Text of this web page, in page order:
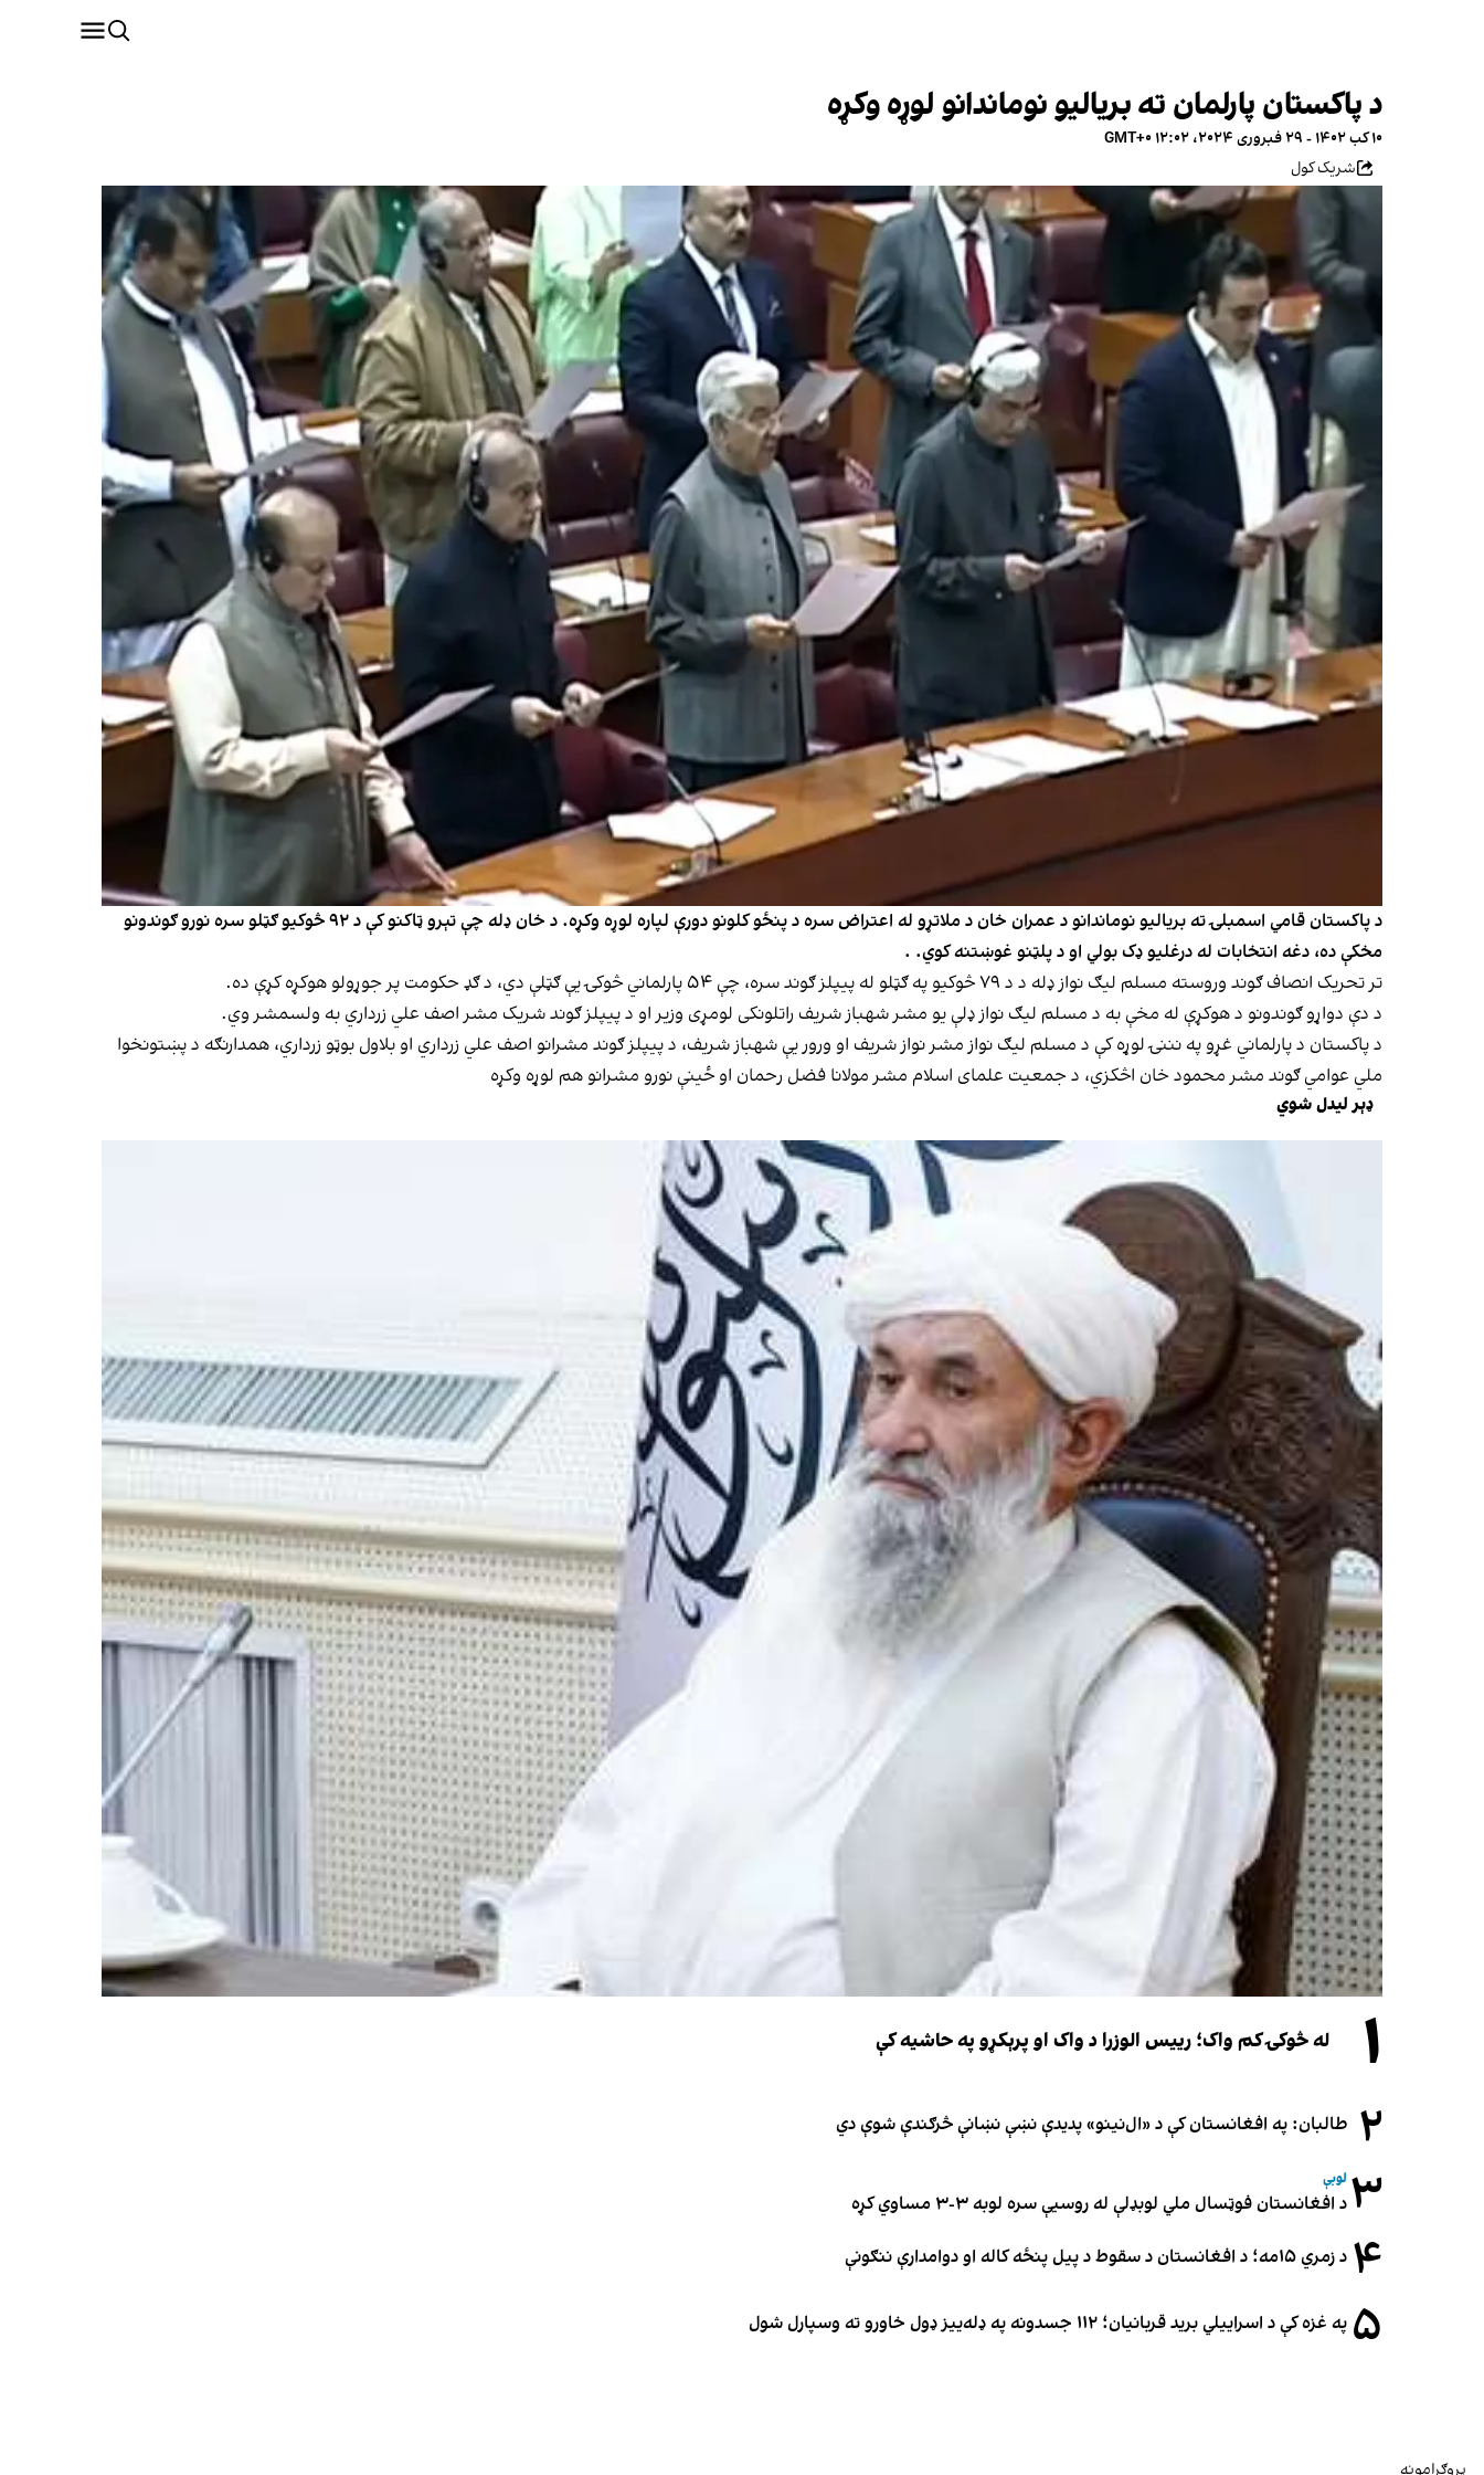
د پاکستان پارلمان ته بریالیو نوماندانو لوړه وکړه
۱۰ کب ۱۴۰۲ - ۲۹ فبروری ۲۰۲۴، ۱۲:۰۲ GMT+۰
شریک کول
د پاکستان قامي اسمبلۍ ته بریالیو نوماندانو د عمران خان د ملاتړو له اعتراض سره د پنځو کلونو دورې لپاره لوړه وکړه. د خان ډله چې تېرو ټاکنو کې د ۹۲ څوکیو ګټلو سره نورو ګوندونو
مخکې ده، دغه انتخابات له درغلیو ډک بولي او د پلټنو غوښتنه کوي. .
تر تحریک انصاف ګوند وروسته مسلم لیګ نواز ډله د د ۷۹ څوکیو په ګټلو له پیپلز ګوند سره، چې ۵۴ پارلماني څوکۍ یې ګټلې دي، د ګډ حکومت پر جوړولو هوکړه کړې ده.
د دې دواړو ګوندونو د هوکړې له مخې به د مسلم لیګ نواز ډلې یو مشر شهباز شریف راتلونکی لومړی وزیر او د پیپلز ګوند شریک مشر اصف علي زرداري به ولسمشر وي.
د پاکستان د پارلماني غړو په نننۍ لوړه کې د مسلم لیګ نواز مشر نواز شریف او ورور یې شهباز شریف، د پیپلز ګوند مشرانو اصف علي زرداري او بلاول بوټو زرداري، همدارنګه د پښتونخوا
ملي عوامي ګوند مشر محمود خان اڅکزي، د جمعیت علمای اسلام مشر مولانا فضل رحمان او ځینې نورو مشرانو هم لوړه وکړه
ډېر لیدل شوي
۱ له څوکۍ کم واک؛ رییس الوزرا د واک او پرېکړو په حاشیه کې
۲ طالبان: په افغانستان کې د «ال‌نینو» پدیدې نښې نښانې څرګندې شوې دي
۳ لوبې
د افغانستان فوټسال ملي لوبډلې له روسیې سره لوبه ۳-۳ مساوي کړه
۴ د زمري ۱۵مه؛ د افغانستان د سقوط د پیل پنځه کاله او دوامدارې ننګونې
۵ په غزه کې د اسراییلي برید قربانیان؛ ۱۱۲ جسدونه په ډله‌ییز ډول خاورو ته وسپارل شول
پروګرامونه